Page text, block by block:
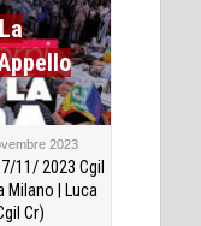
2023
11/ 2023 Cgil
Milano | Luca
Cr)